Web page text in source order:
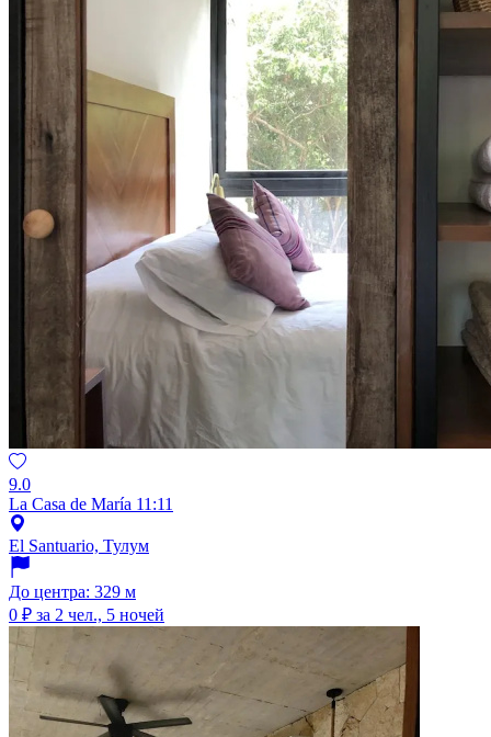
9.0
La Casa de María 11:11
El Santuario, Тулум
До центра: 329 м
0 ₽ за 2 чел., 5 ночей